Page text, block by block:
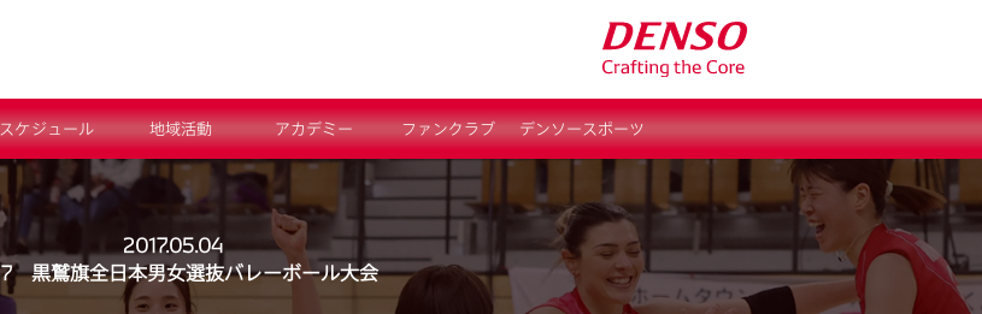
スケジュール 地域活動 アカデミー ファンクラブ デンソースポーツ
2017.05.04
黒鷲旗全日本男女選抜バレーボール大会